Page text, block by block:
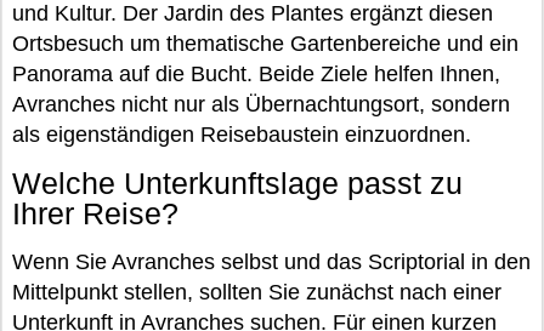
und Kultur. Der Jardin des Plantes ergänzt diesen
Ortsbesuch um thematische Gartenbereiche und ein
Panorama auf die Bucht. Beide Ziele helfen Ihnen,
Avranches nicht nur als Übernachtungsort, sondern
als eigenständigen Reisebaustein einzuordnen.
Welche Unterkunftslage passt zu
Ihrer Reise?
Wenn Sie Avranches selbst und das Scriptorial in den
Mittelpunkt stellen, sollten Sie zunächst nach einer
Unterkunft in Avranches suchen. Für einen kurzen